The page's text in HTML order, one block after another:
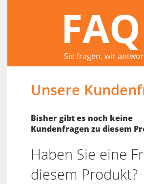
FAQ
Sie fragen, wir
Unsere
Bisher gibt es noch keine
Kundenfragen zu diesem
Haben Sie eine
diesem Produkt?